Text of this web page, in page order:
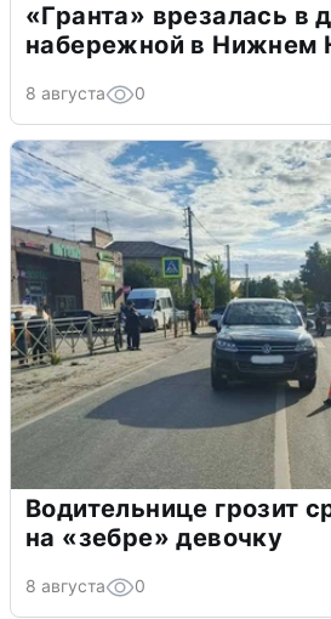
«Гранта» врезалась в
набережной в Нижнем
8 августа 0
Водительнице грозит
на «зебре» девочку
8 августа 0